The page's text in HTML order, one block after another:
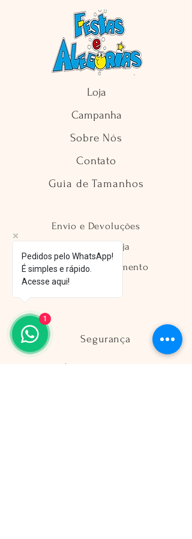
Loja
Campanha
Sobre Nós
Contato
Guia de Tamanhos
Envio e Devoluções
Política da Loja
Métodos de Pagamento
Segurança
Ambiente 100% Seguro
Pedidos pelo WhatsApp!
É simples e rápido.
Acesse aqui!
1